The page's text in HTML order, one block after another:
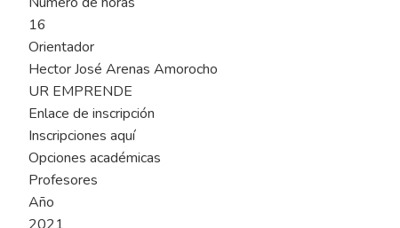
16
Orientador
Hector José Arenas Amorocho
UR EMPRENDE
Enlace de inscripción
Inscripciones aquí
Opciones académicas
Profesores
Año